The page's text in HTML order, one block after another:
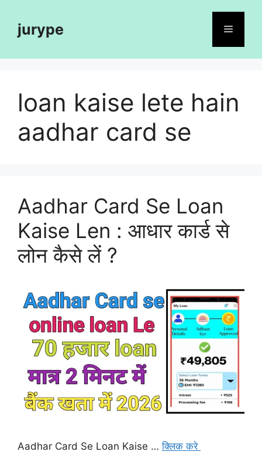
contentjurype Menu
loan kaise lete hain
aadhar card se
Aadhar Card Se Loan
Kaise Len : आधार कार्ड से
लोन कैसे लें ?
Aadhar Card Se Loan Kaise …क्लिक करे